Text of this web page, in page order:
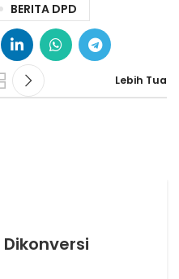
BERITA DPD
Lebih Tua